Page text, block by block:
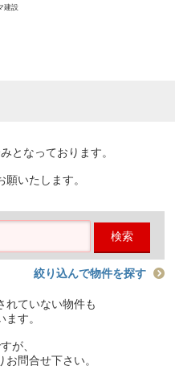
建設
となっております。
いたします。
検索
絞り込んで物件を探す
れていない物件も
ます。
が、
問合せ下さい。